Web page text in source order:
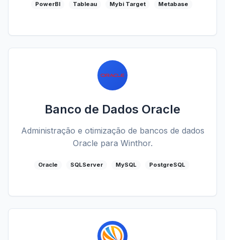
PowerBI Tableau Mybi Target Metabase
Banco de Dados Oracle
Administração e otimização de bancos de dados
Oracle para Winthor.
Oracle SQLServer MySQL PostgreSQL